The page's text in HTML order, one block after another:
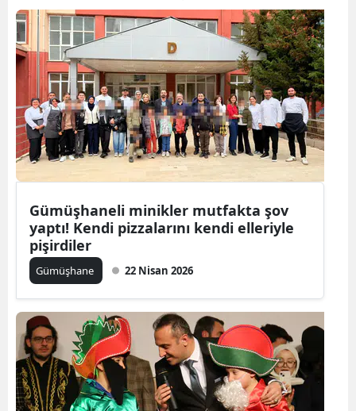
Çankırı
Çorum
Denizli
Diyarbakır
Edirne
Erzincan
Gaziantep
Giresun
Gümüşhane
Gümüşhaneli minikler mutfakta şov
yaptı! Kendi pizzalarını kendi elleriyle
pişirdiler
Gümüşhane 22 Nisan 2026